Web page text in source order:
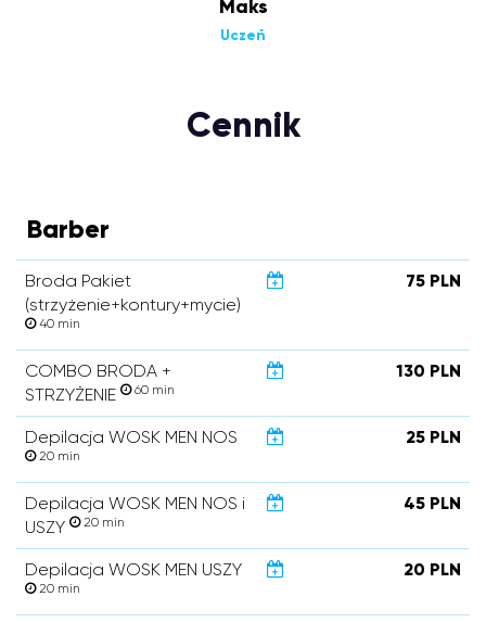
Maks
Uczeń
Cennik
Barber
Broda Pakiet
(strzyżenie+kontury+mycie)
40 min
75 PLN
COMBO BRODA +
STRZYŻENIE
60 min
130 PLN
Depilacja WOSK MEN NOS
20 min
25 PLN
Depilacja WOSK MEN NOS i
USZY
20 min
45 PLN
Depilacja WOSK MEN USZY
20 min
20 PLN